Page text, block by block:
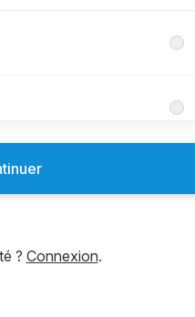
? Connexion.